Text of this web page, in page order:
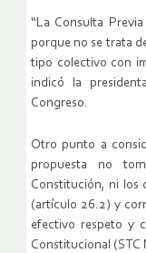
“La Consulta
porque no se trata
tipo colectivo con
indicó la
Congreso.
Otro punto a
propuesta no
Constitución, ni los
(artículo 26.2) y
efectivo respeto y
Constitucional (STC